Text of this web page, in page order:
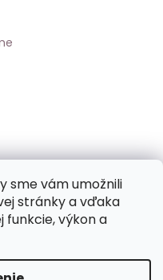
sme vám umožnili
stránky a vďaka
funkcie, výkon a